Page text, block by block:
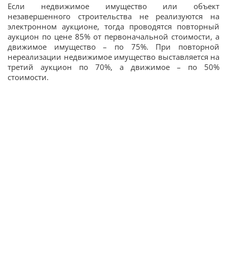
Если недвижимое имущество или объект
незавершенного строительства не реализуются на
электронном аукционе, тогда проводятся повторный
аукцион по цене 85% от первоначальной стоимости, а
движимое имущество – по 75%. При повторной
нереализации недвижимое имущество выставляется на
третий аукцион по 70%, а движимое – по 50%
стоимости.